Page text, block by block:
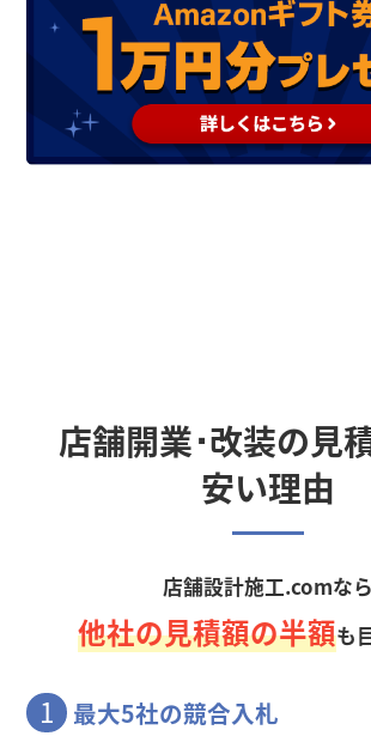
店舗開業･改装の見
安い理由
店舗設計施工.comなら
他社の見積額の半額も
1 最大5社の競合入札